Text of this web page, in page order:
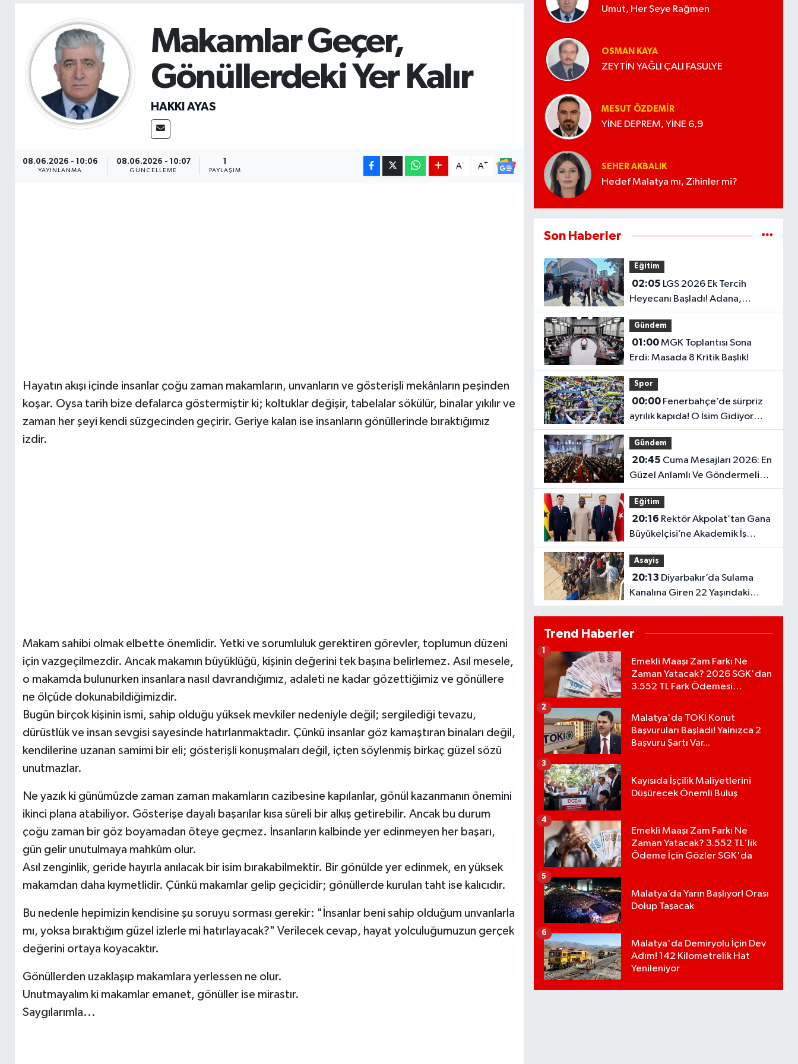
Makamlar Geçer,
Gönüllerdeki Yer Kalır
HAKKI AYAS
08.06.2026 - 10:06
YAYINLANMA
08.06.2026 - 10:07
GÜNCELLEME
1
PAYLAŞIM
A- A+
Hayatın akışı içinde insanlar çoğu zaman makamların, unvanların ve gösterişli mekânların peşinden
koşar. Oysa tarih bize defalarca göstermiştir ki; koltuklar değişir, tabelalar sökülür, binalar yıkılır ve
zaman her şeyi kendi süzgecinden geçirir. Geriye kalan ise insanların gönüllerinde bıraktığımız
izdir.
Makam sahibi olmak elbette önemlidir. Yetki ve sorumluluk gerektiren görevler, toplumun düzeni
için vazgeçilmezdir. Ancak makamın büyüklüğü, kişinin değerini tek başına belirlemez. Asıl mesele,
o makamda bulunurken insanlara nasıl davrandığımız, adaleti ne kadar gözettiğimiz ve gönüllere
ne ölçüde dokunabildiğimizdir.
Bugün birçok kişinin ismi, sahip olduğu yüksek mevkiler nedeniyle değil; sergilediği tevazu,
dürüstlük ve insan sevgisi sayesinde hatırlanmaktadır. Çünkü insanlar göz kamaştıran binaları değil,
kendilerine uzanan samimi bir eli; gösterişli konuşmaları değil, içten söylenmiş birkaç güzel sözü
unutmazlar.
Ne yazık ki günümüzde zaman zaman makamların cazibesine kapılanlar, gönül kazanmanın önemini
ikinci plana atabiliyor. Gösterişe dayalı başarılar kısa süreli bir alkış getirebilir. Ancak bu durum
çoğu zaman bir göz boyamadan öteye geçmez. İnsanların kalbinde yer edinmeyen her başarı,
gün gelir unutulmaya mahkûm olur.
Asıl zenginlik, geride hayırla anılacak bir isim bırakabilmektir. Bir gönülde yer edinmek, en yüksek
makamdan daha kıymetlidir. Çünkü makamlar gelip geçicidir; gönüllerde kurulan taht ise kalıcıdır.
Bu nedenle hepimizin kendisine şu soruyu sorması gerekir: "İnsanlar beni sahip olduğum unvanlarla
mı, yoksa bıraktığım güzel izlerle mi hatırlayacak?" Verilecek cevap, hayat yolculuğumuzun gerçek
değerini ortaya koyacaktır.
Gönüllerden uzaklaşıp makamlara yerlessen ne olur.
Unutmayalım ki makamlar emanet, gönüller ise mirastır.
Saygılarımla...
Umut, Her Şeye Rağmen
OSMAN KAYA
ZEYTİN YAĞLI ÇALI FASULYE
MESUT ÖZDEMIR
YİNE DEPREM, YİNE 6,9
SEHER AKBALIK
Hedef Malatya mı, Zihinler mi?
Son Haberler
Eğitim
02:05
Heyecanı Başladı! Adana,
Şanlıurfa ve Gaziantep Lise
Taban Puanları..
Gündem
01:00MGK Toplantısı Sona
Erdi: Masada 8 Kritik Başlık!
Spor
00:00Fenerbahçe’de sürpriz
ayrılık kapıda! O İsim Gidiyor
mu?
Gündem
20:45
Güzel Anlamlı Ve Göndermeli
Cuma Sözleri..
Eğitim
20:16
Büyükelçisi’ne Akademik İş
Birliği Ziyareti!
Asayiş
20:13
Kanalına Giren 22 Yaşındaki
Genç Hayatını Kaybetti!
Trend Haberler
Emekli Maaşı Zam Farkı Ne
Zaman Yatacak? 2026 SGK'dan
3.552 TL Fark Ödemesi
1
Malatya'da TOKİ Konut
Başvuruları Başladı! Yalnızca 2
Başvuru Şartı Var...
2
Kayısıda İşçilik Maliyetlerini
Düşürecek Önemli Buluş
3
Emekli Maaşı Zam Farkı Ne
Zaman Yatacak? 3.552 TL'lik
Ödeme İçin Gözler SGK'da
4
Malatya’da Yarın Başlıyor! Orası
Dolup Taşacak
5
Malatya'da Demiryolu İçin Dev
Adım! 142 Kilometrelik Hat
Yenileniyor
6
Sağlık
Seri İlan
Siyaset
Spor